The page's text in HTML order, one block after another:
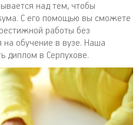
над тем, чтобы
С его помощью вы сможете
работы без
на обучение в вузе. Наша
диплом в Серпухове.